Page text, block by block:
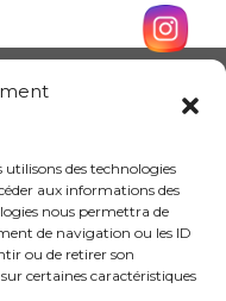
utilisons des technologies
aux informations des
nous permettra de
de navigation ou les ID
ou de retirer son
certaines caractéristiques